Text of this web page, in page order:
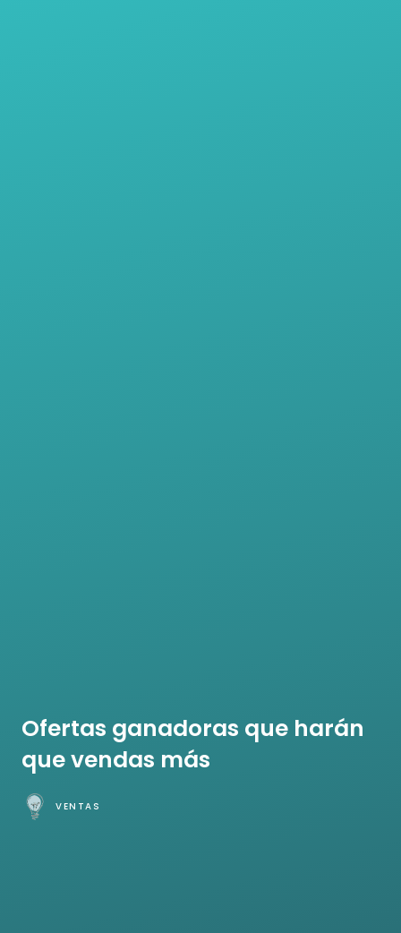
Ofertas ganadoras que harán
que vendas más
VENTAS